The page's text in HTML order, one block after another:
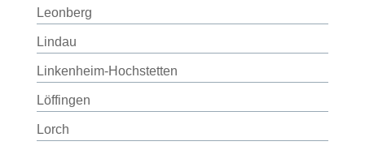
Leonberg
Lindau
Linkenheim-Hochstetten
Löffingen
Lorch